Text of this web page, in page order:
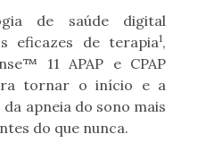
de saúde digital
eficazes de terapia1,
11 APAP e CPAP
tornar o início e a
apneia do sono mais
do que nunca.